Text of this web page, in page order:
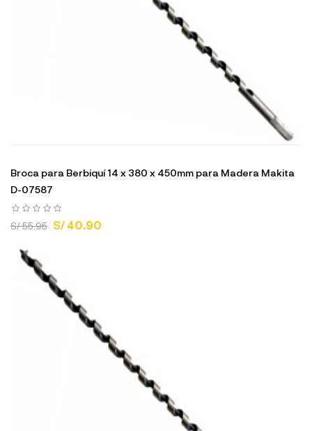
Broca para Berbiquí 14 x 380 x 450mm para Madera Makita
D-07587
S/ 55.95 S/ 40.90